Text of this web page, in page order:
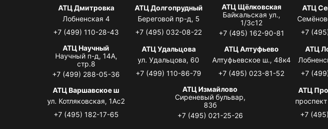
АТЦ Дмитровка
Лобненская 4
+7 (499) 110-28-43
АТЦ Долгопрудный
Береговой пр-д, 5
+7 (495) 032-08-22
АТЦ Щёлковская
Байкальская ул.,
1/3с12
+7 (495) 162-90-81
АТЦ
+7
АТЦ Научный
Научный п-д, 14А,
стр.8
+7 (499) 288-05-36
АТЦ Удальцова
ул. Удальцова, 60
+7 (499) 110-86-79
АТЦ Алтуфьево
Алтуфьевское ш., 48к4
+7 (495) 023-81-52
АТЦ
+7
АТЦ Варшавское ш
ул. Котляковская, 1Ас2
+7 (495) 182-17-65
АТЦ Измайлово
Сиреневый бульвар,
83б
+7 (495) 021-25-26
АТЦ
+7